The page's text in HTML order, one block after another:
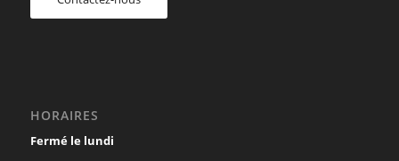
HORAIRES
Fermé le lundi